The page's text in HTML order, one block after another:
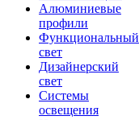
Алюминиевые
профили
Функциональный
свет
Дизайнерский
свет
Системы
освещения